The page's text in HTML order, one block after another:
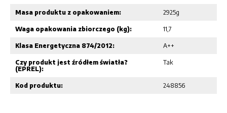
Masa produktu z opakowaniem: 2925g
Waga opakowania zbiorczego (kg): 11,7
Klasa Energetyczna 874/2012: A++
Czy produkt jest źródłem światła?
(EPREL):
Tak
Kod produktu: 248856